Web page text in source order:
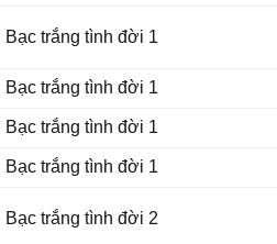
Bạc trắng tình đời 1
Bạc trắng tình đời 1
Bạc trắng tình đời 1
Bạc trắng tình đời 1
Bạc trắng tình đời 2